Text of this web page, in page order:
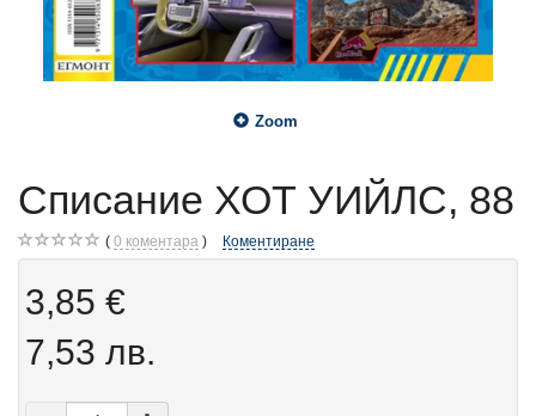
Zoom
Списание ХОТ УИЙЛС, 88
0 коментара Коментиране
3,85 €
7,53 лв.